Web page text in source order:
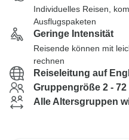
Individuelles Reisen,
Ausflugspaketen
Geringe Intensität
Reisende können mit
rechnen
Reiseleitung auf
Gruppengröße 2 - 72
Alle Altersgruppen